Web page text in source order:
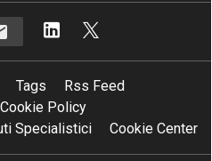
Tags
Rss Feed
Policy
Specialistici
Cookie Center